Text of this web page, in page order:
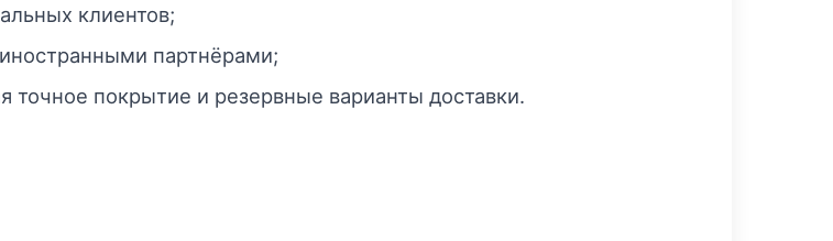
клиентов;
партнёрами;
точное покрытие и резервные варианты доставки.